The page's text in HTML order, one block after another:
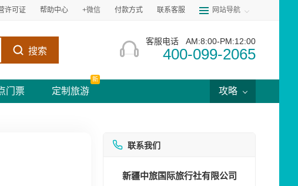
许可证 帮助中心 +微信 付款方式 联系客服 网站导航
搜索
客服电话 AM:8:00-PM:12:00
400-099-2065
门票 定制旅游
新
攻略
联系我们
新疆中旅国际旅行社有限公司